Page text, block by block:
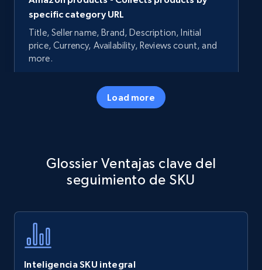
specific category URL
Title, Seller name, Brand, Description, Initial
price, Currency, Availability, Reviews count, and
more.
5.7K+ Comenzar ahora
specific keywords
Title, Seller name, Brand, Description, Initial
Load more
Glossier Ventajas clave del
seguimiento de SKU
Inteligencia SKU integral